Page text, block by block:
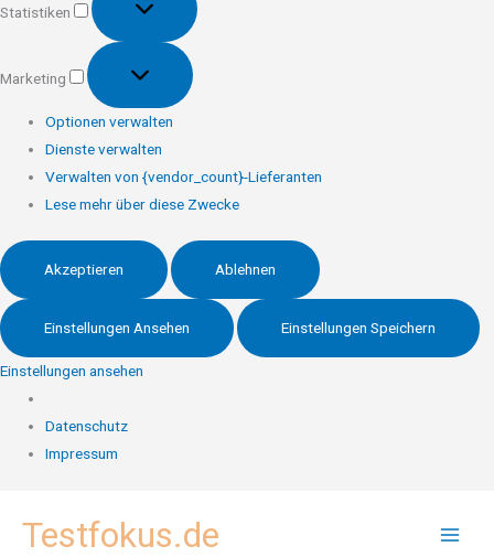
Statistiken
Marketing
Marketing
Optionen verwalten
Dienste verwalten
Verwalten von {vendor_count}-Lieferanten
Lese mehr über diese Zwecke
Akzeptieren Ablehnen
Einstellungen Ansehen Einstellungen Speichern
Einstellungen ansehen
Datenschutz
Impressum
InhaltTestfokus.de